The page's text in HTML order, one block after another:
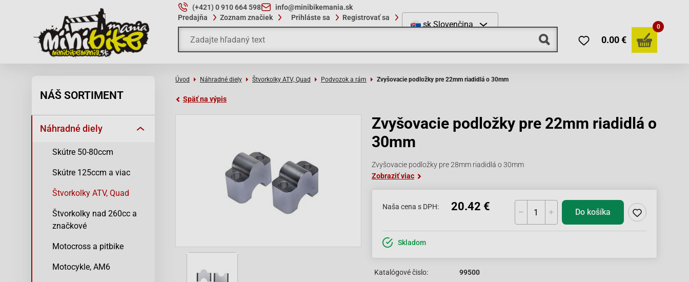
(+421) 0 910 664 598
info@minibikemania.sk
Predajňa
Zoznam značiek Prihláste sa Registrovať sa
sk Slovenčina
0.00 €
0
NÁŠ SORTIMENT
Náhradné diely
Skútre 50-80ccm
Skútre 125ccm a viac
Štvorkolky ATV, Quad
Štvorkolky nad 260cc a
značkové
Motocross a pitbike
Motocykle, AM6
Úvod Náhradné diely Štvorkolky ATV, Quad Podvozok a rám Zvyšovacie podložky pre 22mm riadidlá o 30mm
Späť na výpis
Zvyšovacie podložky pre 22mm riadidlá o
30mm
Zvyšovacie podložky pre 28mm riadidlá o 30mm
Zobraziť viac
Naša cena s DPH: 20.42 € Do košíka
Skladom
Katalógové čislo: 99500